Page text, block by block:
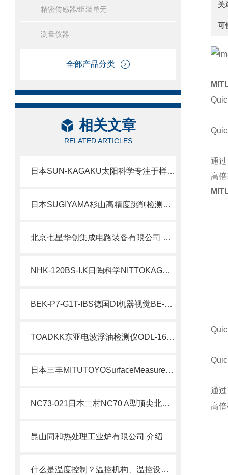
精密传感器/组装单元
测量仪器
全部产品分类
相关文章
RELATED ARTICLES
日本SUN-KAGAKU太阳科学专注于样品压缩物理性质测量仪器SD-700II北崎热卖
日本SUGIYAMA杉山高精度跳削检测仪PS-482
北京七星华创集成电路装备有限公司 业务简介
NHK-120BS-I.K日陶科学NITTOKAGAKU半自动小型电炉工作原理
BEK-P7-G1T-IBS德国DI机器视觉BE-P 聚光灯北崎热卖
TOADKK东亚电波浮油检测仪ODL-1600A
日本三丰MITUTOYOSurfaceMeasure-S 系列非接触式激光传感器
NC73-021日本二村NC70 A型顶尖北崎热卖
昆山同和热处理工业炉有限公司 介绍
什么是温度控制？温控机构、温控设备及材料的种类
关
可
通
高
通
高